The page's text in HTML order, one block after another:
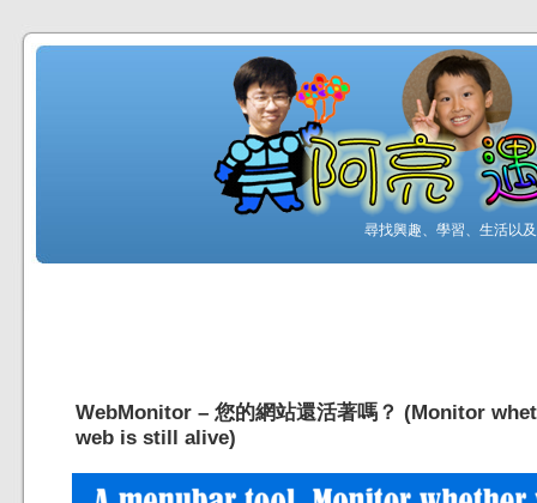
尋找興趣、學習、生活以
WebMonitor – 您的網站還活著嗎？ (Monitor
web is still alive)